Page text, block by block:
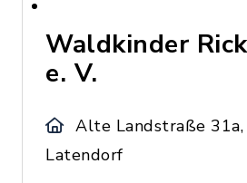
Waldkinder
e. V.
Alte Landstraße
Latendorf